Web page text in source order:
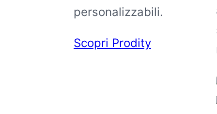
personalizzabili.
Scopri Prodity